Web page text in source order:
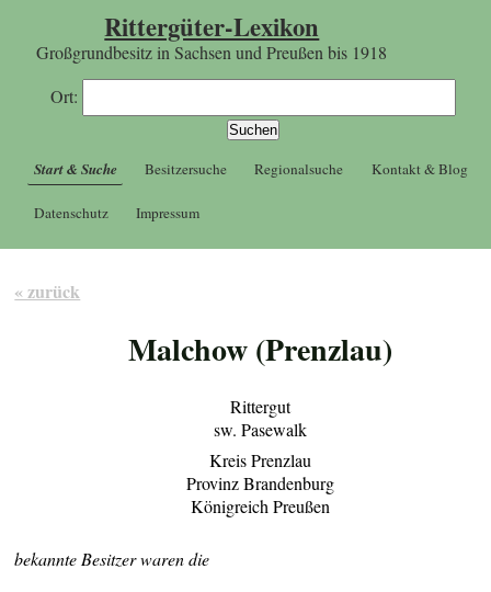
Rittergüter-Lexikon
Großgrundbesitz in Sachsen und Preußen bis 1918
Ort:
Start & Suche Besitzersuche Regionalsuche Kontakt & Blog
Datenschutz Impressum
« zurück
Malchow (Prenzlau)
Rittergut
sw. Pasewalk
Kreis Prenzlau
Provinz Brandenburg
Königreich Preußen
bekannte Besitzer waren die